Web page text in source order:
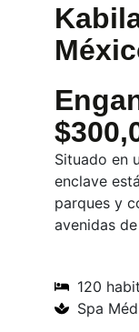
Situado en
enclave
parques y
avenidas
120
Spa